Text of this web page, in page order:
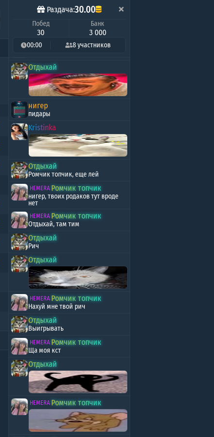
Раздача:30.00
Побед
30
Банк
3 000
00:00 8 участников
FEMBOY Я ушёл в закат
HEMERA Ромчик топчик
Отдыхай
нигер
пидары
Kristinka
Отдыхай
Ромчик топчик, еще лей
HEMERA Ромчик топчик
нигер, твоих родаков тут вроде
нет
HEMERA Ромчик топчик
Отдыхай, там тим
Отдыхай
Рич
Отдыхай
HEMERA Ромчик топчик
Нахуй мне твой рич
Отдыхай
Выигрывать
HEMERA Ромчик топчик
Ща моя кст
Отдыхай
HEMERA Ромчик топчик